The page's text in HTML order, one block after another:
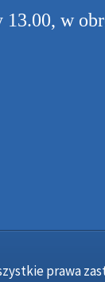
w
prawa